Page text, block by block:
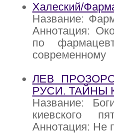
Халеский/
Название:
Аннотация:
по
современному
ЛЕВ
РУСИ. ТАЙНЫ
Название:
киевского
Аннотация: Не